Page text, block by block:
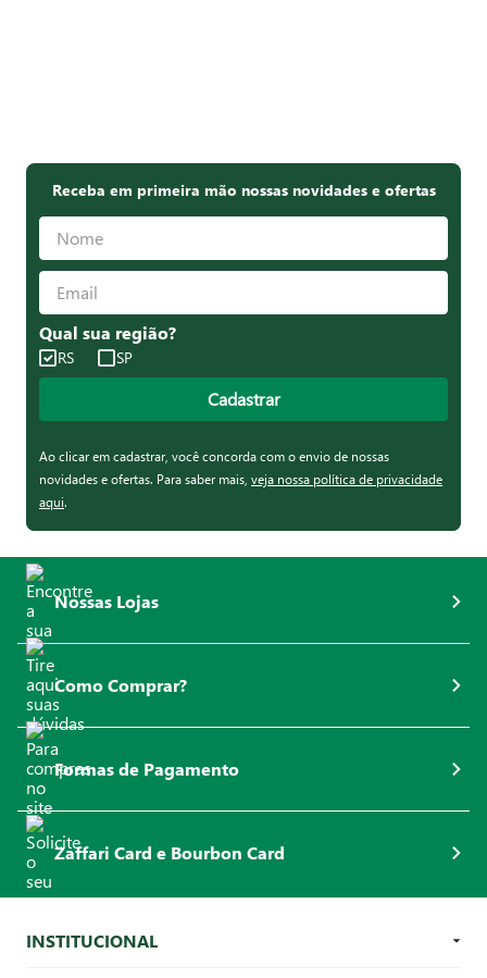
Receba em primeira mão nossas novidades e ofertas
Qual sua região?
RS SP
Cadastrar
Ao clicar em cadastrar, você concorda com o envio de nossas
novidades e ofertas. Para saber mais, veja nossa política de privacidade
aqui.
Nossas Lojas
Como Comprar?
Formas de Pagamento
Zaffari Card e Bourbon Card
INSTITUCIONAL